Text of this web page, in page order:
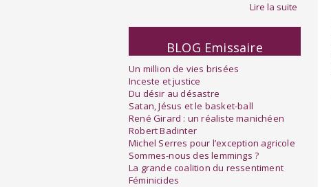
Lire la suite
BLOG Emissaire
Un million de vies brisées
Inceste et justice
Du désir au désastre
Satan, Jésus et le basket-ball
René Girard : un réaliste manichéen
Robert Badinter
Michel Serres pour l’exception agricole
Sommes-nous des lemmings ?
La grande coalition du ressentiment
Féminicides